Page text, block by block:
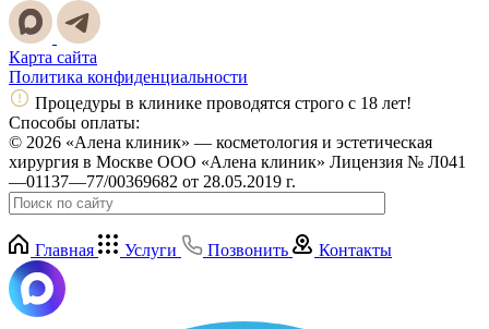
Карта сайта
Политика конфиденциальности
Процедуры в клинике проводятся строго с 18 лет!
Способы оплаты:
© 2026 «Алена клиник» — косметология и эстетическая
хирургия в Москве ООО «Алена клиник» Лицензия № Л041
—01137—77/00369682 от 28.05.2019 г.
Главная Услуги Позвонить Контакты